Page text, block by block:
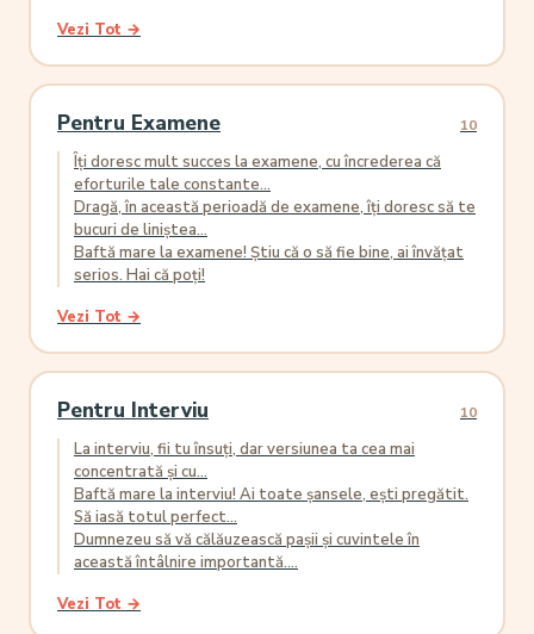
Vezi Tot →
Pentru Examene 10
Îți doresc mult succes la examene, cu încrederea că
eforturile tale constante...
Dragă, în această perioadă de examene, îți doresc să te
bucuri de liniștea...
Baftă mare la examene! Știu că o să fie bine, ai învățat
serios. Hai că poți!
Vezi Tot →
Pentru Interviu 10
La interviu, fii tu însuți, dar versiunea ta cea mai
concentrată și cu...
Baftă mare la interviu! Ai toate șansele, ești pregătit.
Să iasă totul perfect...
Dumnezeu să vă călăuzească pașii și cuvintele în
această întâlnire importantă....
Vezi Tot →